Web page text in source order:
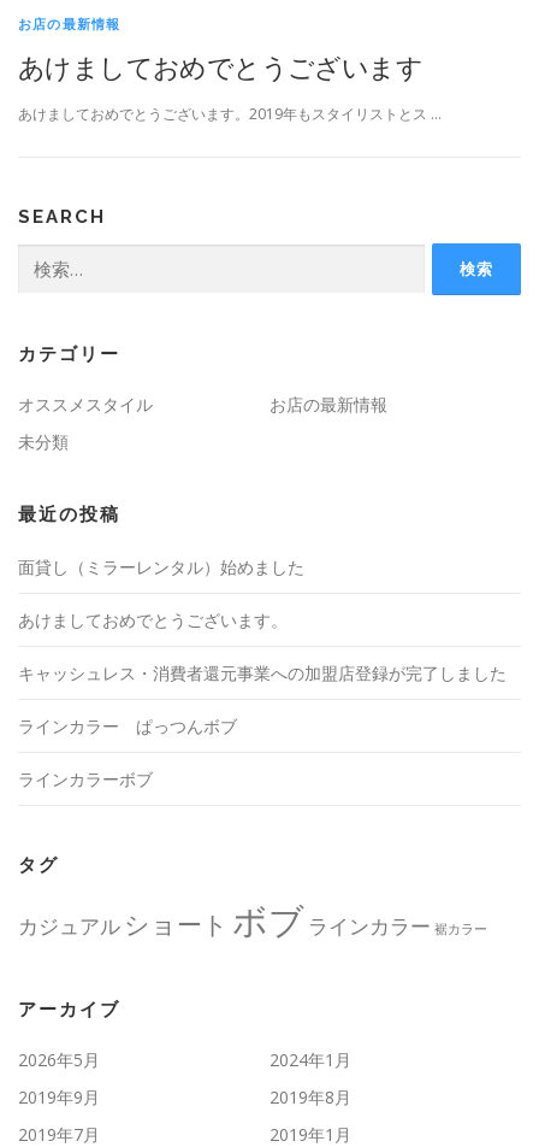
お店の最新情報
あけましておめでとうございます
あけましておめでとうございます。2019年もスタイリストとス …
SEARCH
索:
カテゴリー
オススメスタイル
お店の最新情報
未分類
最近の投稿
面貸し（ミラーレンタル）始めました
あけましておめでとうございます。
キャッシュレス・消費者還元事業への加盟店登録が完了しました
ラインカラー ぱっつんボブ
ラインカラーボブ
タグ
カジュアル ショート ボブ ラインカラー 裾カラー
アーカイブ
2026年5月
2024年1月
2019年9月
2019年8月
2019年7月
2019年1月